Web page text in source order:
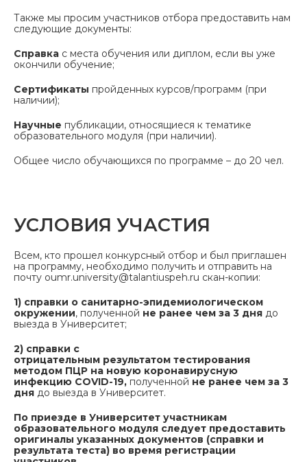
Также мы просим участников отбора предоставить нам
следующие документы:
Справка с места обучения или диплом, если вы уже
окончили обучение;
Сертификаты пройденных курсов/программ (при
наличии);
Научные публикации, относящиеся к тематике
образовательного модуля (при наличии).
Общее число обучающихся по программе – до 20 чел.
УСЛОВИЯ УЧАСТИЯ
Всем, кто прошел конкурсный отбор и был приглашен
на программу, необходимо получить и отправить на
почту oumr.university@talantiuspeh.ru скан-копии:
1) справки о санитарно-эпидемиологическом
окружении, полученной не ранее чем за 3 дня до
выезда в Университет;
2) справки с
отрицательным результатом тестирования
методом ПЦР на новую коронавирусную
инфекцию COVID-19, полученной не ранее чем за 3
дня до выезда в Университет.
По приезде в Университет участникам
образовательного модуля следует предоставить
оригиналы указанных документов (справки и
результата теста) во время регистрации